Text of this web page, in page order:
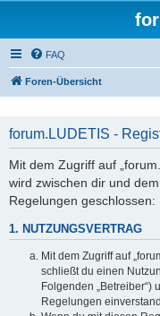
FAQ
Foren-Übersicht
forum.LUDETIS -
Mit dem Zugriff auf
wird zwischen dir und
Regelungen geschlossen:
1. NUTZUNGSVERTRAG
Mit dem Zugriff auf
schließt du einen
Folgenden „Betreiber“)
Regelungen